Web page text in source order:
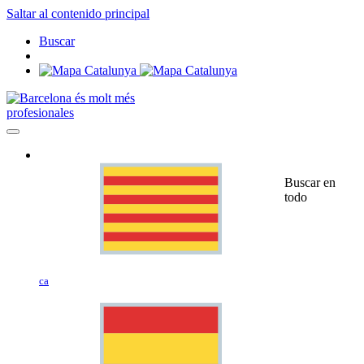
Saltar al contenido principal
Buscar
profesionales
ca
Buscar en
todo